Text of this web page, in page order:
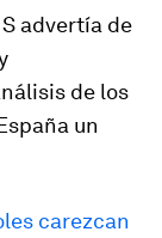
advertía de
de los
un
carezcan